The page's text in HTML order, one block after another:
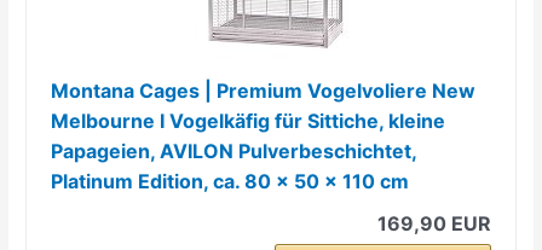
Montana Cages | Premium Vogelvoliere New
Melbourne I Vogelkäfig für Sittiche, kleine
Papageien, AVILON Pulverbeschichtet,
Platinum Edition, ca. 80 x 50 x 110 cm
169,90 EUR